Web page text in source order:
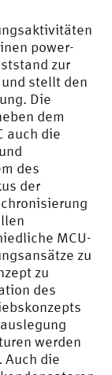
power-
zur
stellt den
Die
dem
auch die
des
der
MCU-
zu
zu
des
werden
die